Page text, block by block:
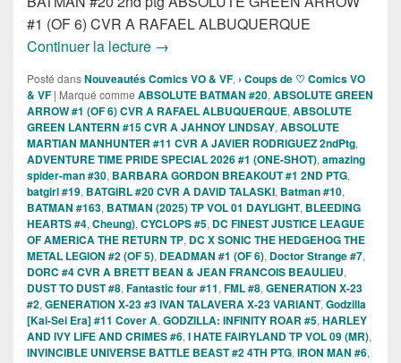
#1 (OF 6) CVR A RAFAEL ALBUQUERQUE
Continuer la lecture Sortie des comics VO de la semaine
→
Posté dansNouveautés Comics VO & VF, › Coups de ♡ Comics VO
& VF | Marqué comme ABSOLUTE BATMAN #20, ABSOLUTE GREEN
ARROW #1 (OF 6) CVR A RAFAEL ALBUQUERQUE, ABSOLUTE
GREEN LANTERN #15 CVR A JAHNOY LINDSAY, ABSOLUTE
MARTIAN MANHUNTER #11 CVR A JAVIER RODRIGUEZ 2ndPtg,
ADVENTURE TIME PRIDE SPECIAL 2026 #1 (ONE-SHOT), amazing
spider-man #30, BARBARA GORDON BREAKOUT #1 2ND PTG,
batgirl #19, BATGIRL #20 CVR A DAVID TALASKI, Batman #10,
BATMAN #163, BATMAN (2025) TP VOL 01 DAYLIGHT, BLEEDING
HEARTS #4, Cheung), CYCLOPS #5, DC FINEST JUSTICE LEAGUE
OF AMERICA THE RETURN TP, DC X SONIC THE HEDGEHOG THE
METAL LEGION #2 (OF 5), DEADMAN #1 (OF 6), Doctor Strange #7,
DORC #4 CVR A BRETT BEAN & JEAN FRANCOIS BEAULIEU,
DUST TO DUST #8, Fantastic four #11, FML #8, GENERATION X-23
#2, GENERATION X-23 #3 IVAN TALAVERA X-23 VARIANT, Godzilla
[Kai-Sei Era] #11 Cover A, GODZILLA: INFINITY ROAR #5, HARLEY
AND IVY LIFE AND CRIMES #6, I HATE FAIRYLAND TP VOL 09 (MR),
INVINCIBLE UNIVERSE BATTLE BEAST #2 4TH PTG, IRON MAN #6,